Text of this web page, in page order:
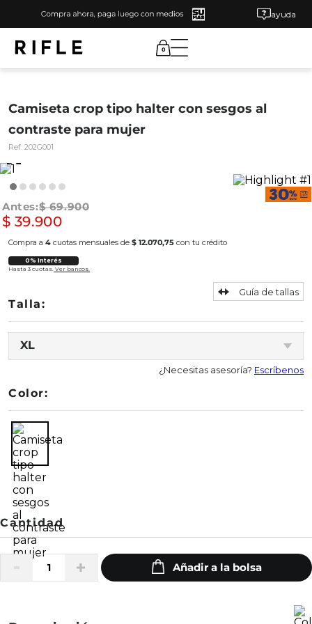
ayuda
0
Camiseta crop tipo halter con sesgos al
contraste para mujer
Ref: 202G001
$ 69.900
$ 39.900
Compra a 4 cuotas mensuales de $ 12.070,75 con tu crédito
0% Interés
Hasta 3 cuotas. Ver bancos.
XL
Guía de tallas
¿Necesitas asesoría? Escríbenos
Color: